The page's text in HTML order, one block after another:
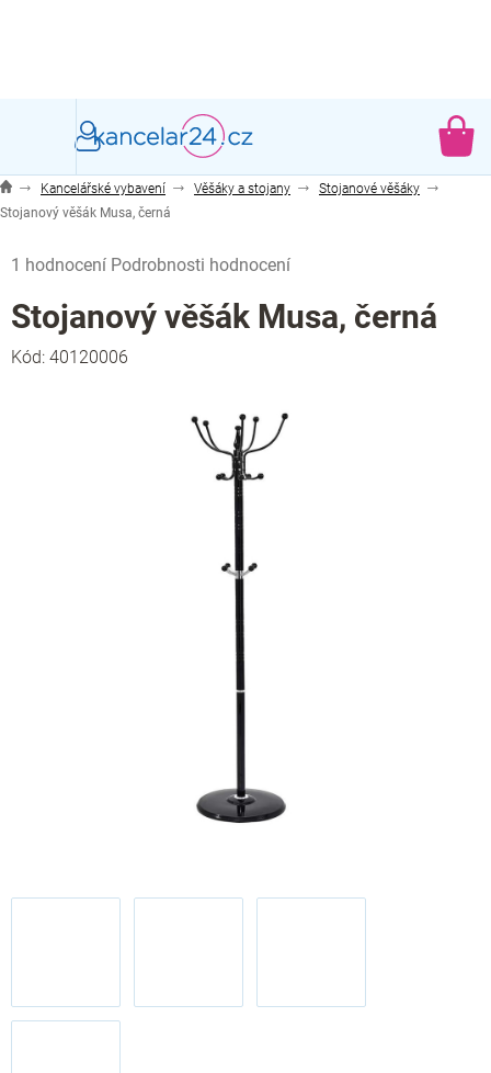
Kancelářské vybavení Věšáky a stojany
Stojanové věšáky
Stojanový věšák Musa, černá
hodnocení
produktu
je
1,0
1 hodnocení Podrobnosti hodnocení
Stojanový věšák Musa, černá
Kód: 40120006